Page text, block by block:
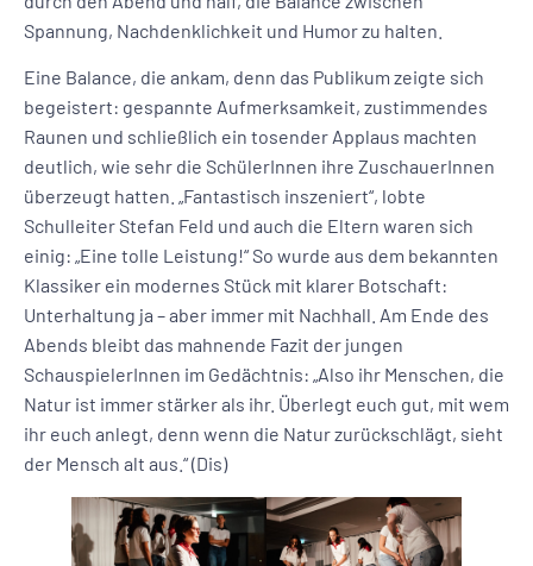
Spannung, Nachdenklichkeit und Humor zu halten.
Eine Balance, die ankam, denn das Publikum zeigte sich
begeistert: gespannte Aufmerksamkeit, zustimmendes
Raunen und schließlich ein tosender Applaus machten
deutlich, wie sehr die SchülerInnen ihre ZuschauerInnen
überzeugt hatten. „Fantastisch inszeniert“, lobte
Schulleiter Stefan Feld und auch die Eltern waren sich
einig: „Eine tolle Leistung!“ So wurde aus dem bekannten
Klassiker ein modernes Stück mit klarer Botschaft:
Unterhaltung ja – aber immer mit Nachhall. Am Ende des
Abends bleibt das mahnende Fazit der jungen
SchauspielerInnen im Gedächtnis: „Also ihr Menschen, die
Natur ist immer stärker als ihr. Überlegt euch gut, mit wem
ihr euch anlegt, denn wenn die Natur zurückschlägt, sieht
der Mensch alt aus.“ (Dis)